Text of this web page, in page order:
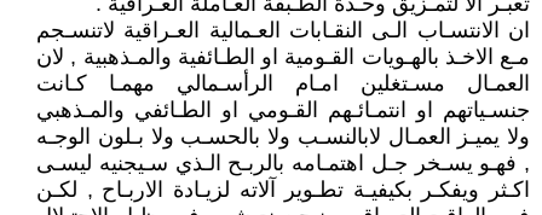
ان الانتسـاب الـى النقـابات العـمالية العـراقية لاتنسـجم
مـع الاخـذ بالهـويات القـومية او الطـائفية والمـذهبية , لان
العمـال مسـتغلين امـام الرأسـمالي مهمـا كـانت
جنسـياتهم او انتمـائـهم القـومي او الطـائفي والمـذهبي
ولا يميـز العمـال لابالنسـب ولا بالحسـب ولا بـلون الوجـه
, فهـو يسـخر جـل اهتمـامه بالربـح الـذي سـيجنيه ليسـى
اكـثر ويفكـر بكيفيـة تطـوير آلاته لزيـادة الاربـاح , لكـن